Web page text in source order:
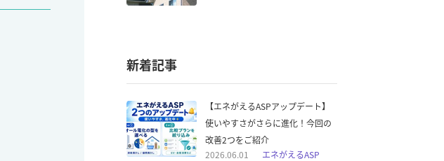
新着記事
【エネがえるASPアップデート】
使いやすさがさらに進化！今回の
改善2つをご紹介
2026.06.01
エネがえるASP